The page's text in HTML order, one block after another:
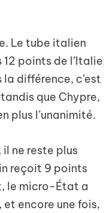
Le tube italien
points de
différence, c’est
que Chypre,
plus l’unanimité.
ne reste plus
reçoit 9 points
le micro-État a
et encore une fois,